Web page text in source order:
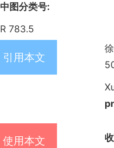
中图分类号:
R 783.5
引用本文
使用本文